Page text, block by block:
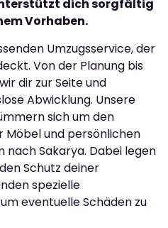
dich sorgfältig
Vorhaben.
Umzugsservice, der
Von der Planung bis
dir zur Seite und
Abwicklung. Unsere
sich um den
und persönlichen
nach Sakarya. Dabei legen
Schutz deiner
spezielle
eventuelle Schäden zu